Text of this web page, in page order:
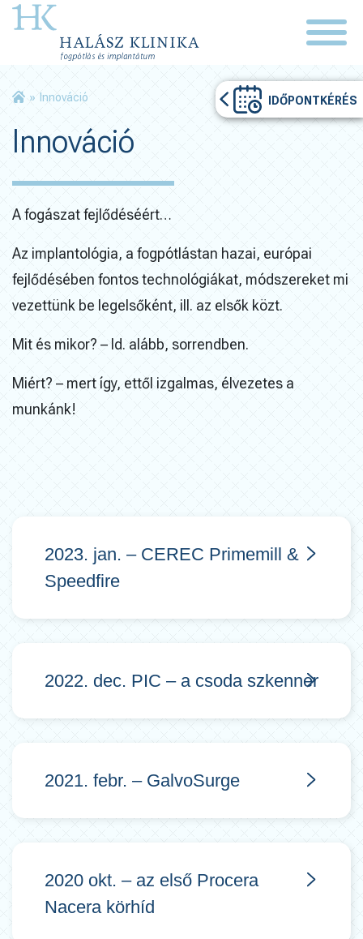
IDŐPONTKÉRÉS
» Innováció
Innováció
A fogászat fejlődéséért…
Az implantológia, a fogpótlástan hazai, európai
fejlődésében fontos technológiákat, módszereket mi
vezettünk be legelsőként, ill. az elsők közt.
Mit és mikor? – ld. alább, sorrendben.
Miért? – mert így, ettől izgalmas, élvezetes a
munkánk!
2023. jan. – CEREC Primemill &
Speedfire
2022. dec. PIC – a csoda szkenner
2021. febr. – GalvoSurge
2020 okt. – az első Procera
Nacera körhíd